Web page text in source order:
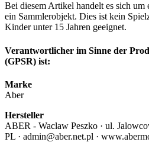
Bei diesem Artikel handelt es sich
ein Sammlerobjekt. Dies ist kein
Kinder unter 15 Jahren geeignet.
Verantwortlicher im Sinne der
(GPSR) ist:
Marke
Aber
Hersteller
ABER - Waclaw Peszko · ul.
PL · admin@aber.net.pl ·